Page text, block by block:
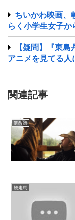
ちいかわ映画、
らく小学生女子
されたので…
【疑問】『東
アニメを見てる
関連記事
調教師
競走馬